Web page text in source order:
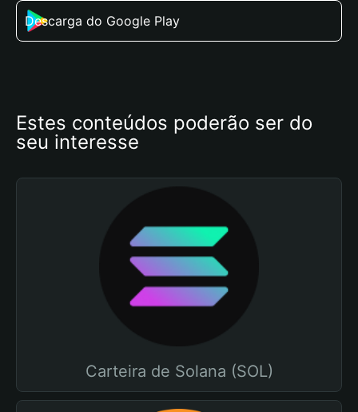
Descarga do Google Play
Estes conteúdos poderão ser do
seu interesse
Carteira de Solana (SOL)